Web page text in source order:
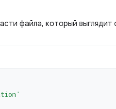
файла, который